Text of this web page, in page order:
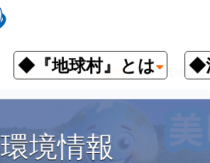
◆『地球村』とは ◆
お知らせ 環境情報 【地球
環境情報